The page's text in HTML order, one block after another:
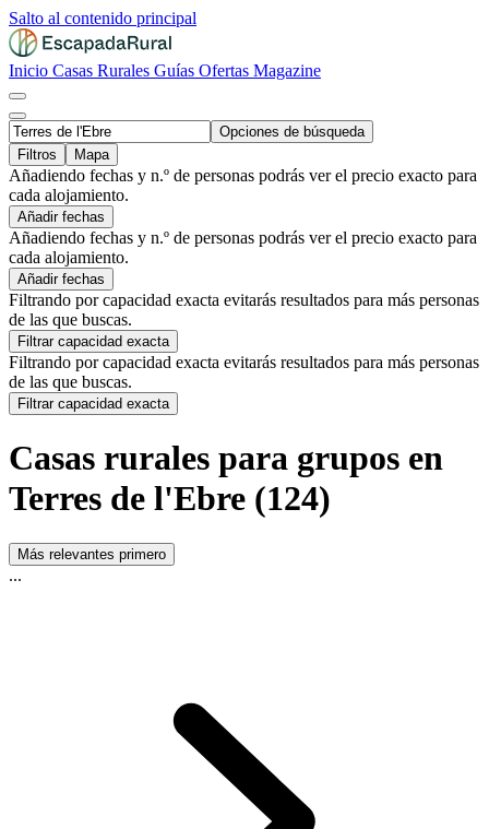
Salto al contenido principal
Inicio Casas Rurales Guías Ofertas Magazine
Opciones de búsqueda
Filtros
Mapa
Añadiendo fechas y n.º de personas podrás ver el precio exacto para
cada alojamiento.
Añadir fechas
Añadiendo fechas y n.º de personas podrás ver el precio exacto para
cada alojamiento.
Añadir fechas
Filtrando por capacidad exacta evitarás resultados para más personas
de las que buscas.
Filtrar capacidad exacta
Filtrando por capacidad exacta evitarás resultados para más personas
de las que buscas.
Filtrar capacidad exacta
Casas rurales para grupos en
Terres de l'Ebre (124)
Más relevantes primero
...